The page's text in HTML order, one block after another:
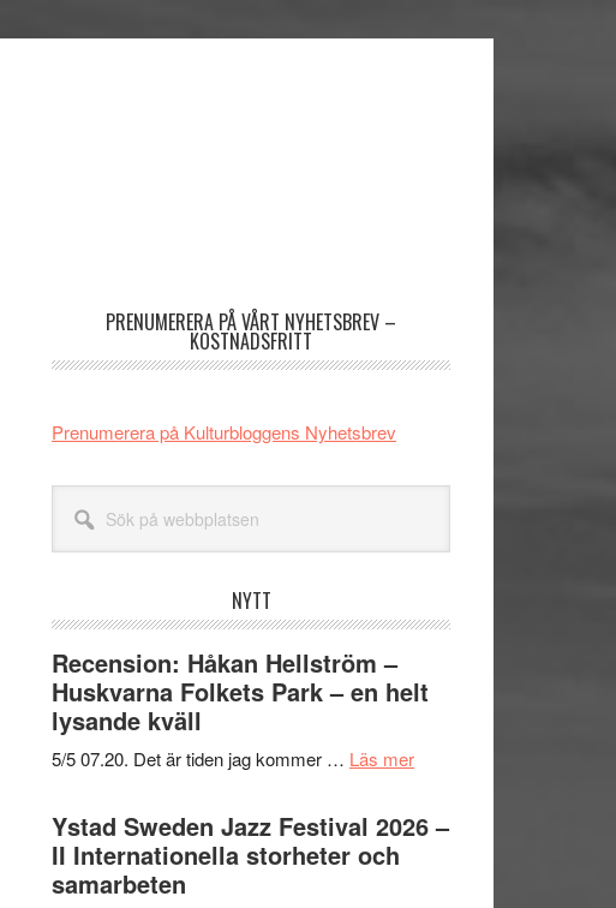
PRENUMERERA PÅ VÅRT NYHETSBREV –
KOSTNADSFRITT
Prenumerera på Kulturbloggens Nyhetsbrev
webbplatsen
NYTT
Recension: Håkan Hellström –
Huskvarna Folkets Park – en helt
lysande kväll
5/5 07.20. Det är tiden jag kommer … Läs merom
Håkan
Hellström
Ystad Sweden Jazz Festival 2026 –
II Internationella storheter och
samarbeten